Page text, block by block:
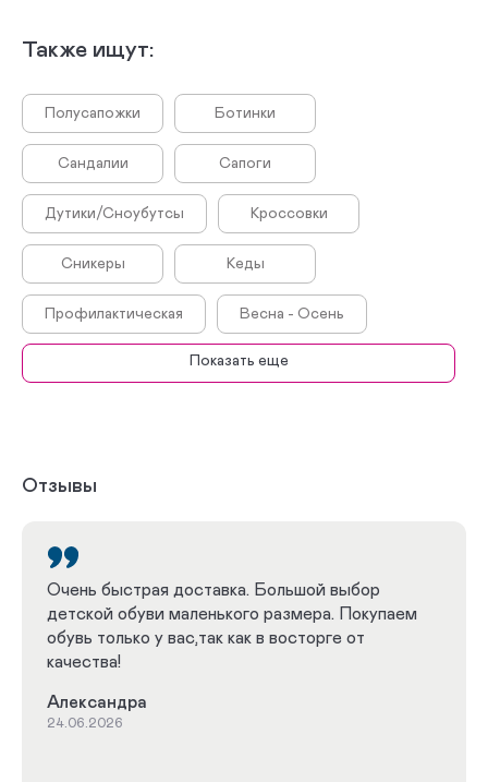
Также ищут:
Полусапожки Ботинки
Сандалии Сапоги
Дутики/Сноубутсы Кроссовки
Сникеры Кеды
профилактическая Весна - Осень
Зима
Показать еще
Отзывы
Очень быстрая доставка. Большой выбор
детской обуви маленького размера. Покупаем
обувь только у вас,так как в восторге от
качества!
Александра
24.06.2026